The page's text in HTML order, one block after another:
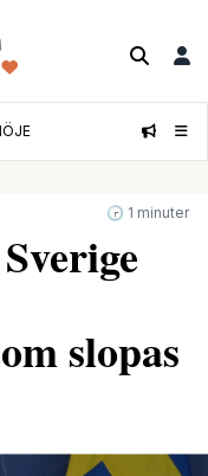
🕝 1 minuter
slopas